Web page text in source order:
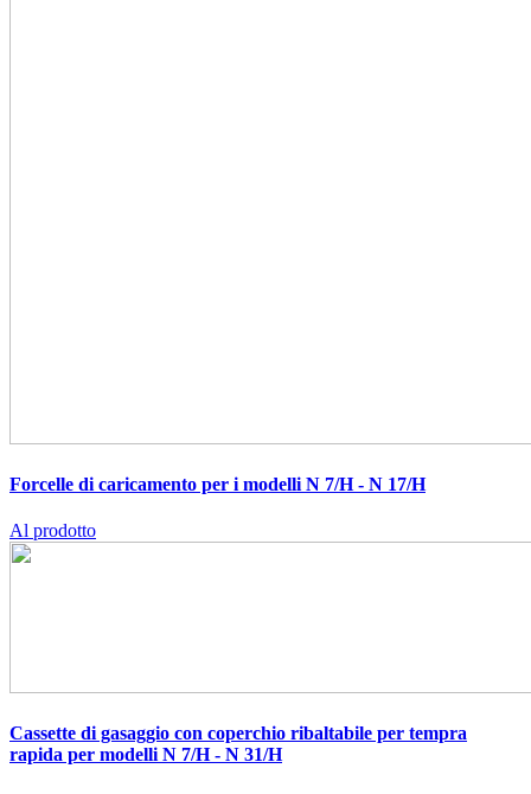
Forcelle di caricamento per i modelli N 7/H - N 17/H
Al prodotto
Cassette di gasaggio con coperchio ribaltabile per tempra
rapida per modelli N 7/H - N 31/H